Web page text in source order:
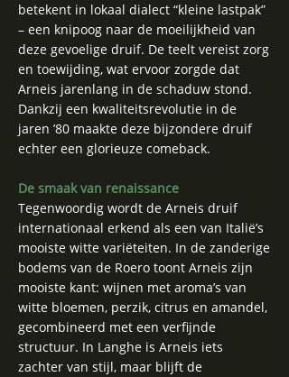
betekent in lokaal dialect “kleine lastpak”
– een knipoog naar de moeilijkheid van
deze gevoelige druif. De teelt vereist zorg
en toewijding, wat ervoor zorgde dat
Arneis jarenlang in de schaduw stond.
Dankzij een kwaliteitsrevolutie in de
jaren ’80 maakte deze bijzondere druif
echter een glorieuze comeback.
De smaak van renaissance
Tegenwoordig wordt de Arneis druif
internationaal erkend als een van Italië’s
mooiste witte variëteiten. In de zanderige
bodems van de Roero toont Arneis zijn
mooiste kant: wijnen met aroma’s van
witte bloemen, perzik, citrus en amandel,
gecombineerd met een verfijnde
structuur. In Langhe is Arneis iets
zachter van stijl, maar blijft de